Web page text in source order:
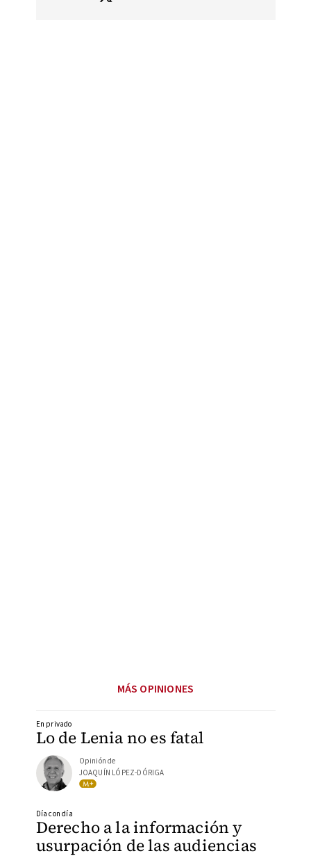
MÁS OPINIONES
Lo de Lenia no es fatal
En privado
Opinión de
JOAQUÍN LÓPEZ-DÓRIGA
Derecho a la información y
usurpación de las audiencias
Día con día